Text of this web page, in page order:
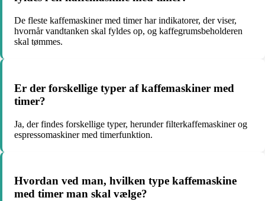
De fleste kaffemaskiner med timer har indikatorer, der viser,
hvornår vandtanken skal fyldes op, og kaffegrumsbeholderen
skal tømmes.
Er der forskellige typer af kaffemaskiner med
timer?
Ja, der findes forskellige typer, herunder filterkaffemaskiner og
espressomaskiner med timerfunktion.
Hvordan ved man, hvilken type kaffemaskine
med timer man skal vælge?